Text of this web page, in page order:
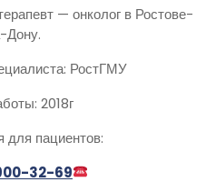
— онколог в Ростове-
Дону.
РостГМУ
2018г
пациентов:
32-69